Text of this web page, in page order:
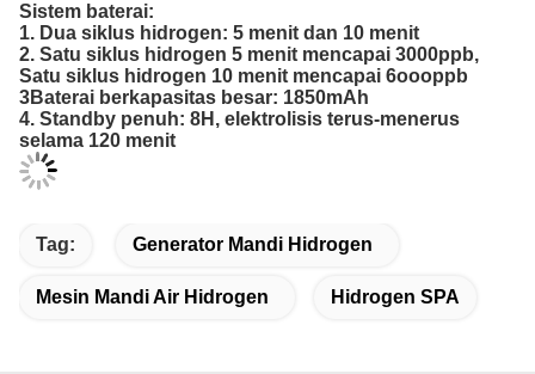
Sistem baterai:
1. Dua siklus hidrogen: 5 menit dan 10 menit
2. Satu siklus hidrogen 5 menit mencapai 3000ppb,
Satu siklus hidrogen 10 menit mencapai 6oooppb
3Baterai berkapasitas besar: 1850mAh
4. Standby penuh: 8H, elektrolisis terus-menerus
selama 120 menit
Tag: Generator Mandi Hidrogen
Mesin Mandi Air Hidrogen Hidrogen SPA